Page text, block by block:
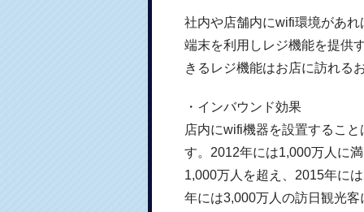
社内や店舗内にwifi環境があ
端末を利用しレジ機能を提供
きるレジ機能はお店に訪れる
・インバウンド効果
店内にwifi機器を設置するこ
す。2012年には1,000万人に
1,000万人を超え、2015年に
年には3,000万人の訪日観光